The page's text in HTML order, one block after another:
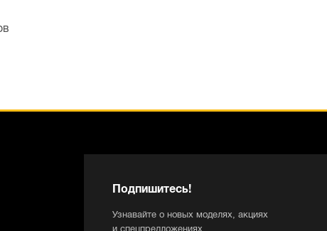
Подпишитесь!
Узнавайте о новых моделях, акциях